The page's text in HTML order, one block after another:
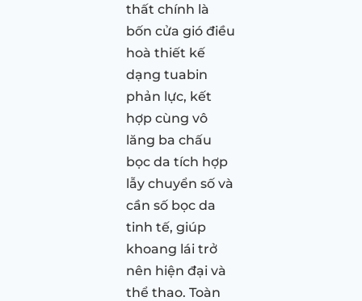
thất chính là
bốn cửa gió điều
hoà thiết kế
dạng tuabin
phản lực, kết
hợp cùng vô
lăng ba chấu
bọc da tích hợp
lẫy chuyển số và
cần số bọc da
tinh tế, giúp
khoang lái trở
nên hiện đại và
thể thao. Toàn